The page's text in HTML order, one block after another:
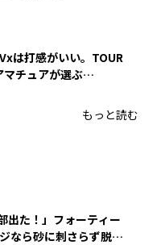
は打感がいい。TOUR
チュアが選ぶ
もっと読む
出た！」フォーティー
なら砂に刺さらず脱出